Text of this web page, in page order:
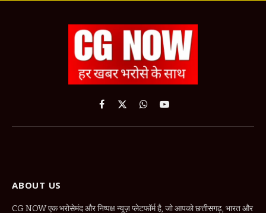
Facebook
X
WhatsApp
YouTube
ABOUT US
CG NOW एक भरोसेमंद और निष्पक्ष न्यूज़ प्लेटफॉर्म है, जो आपको छत्तीसगढ़, भारत और